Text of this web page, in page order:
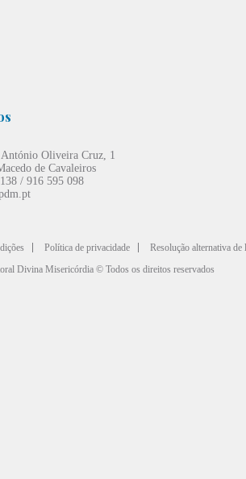
Oliveira Cruz, 1
de Cavaleiros
/ 916 595 098
Política de privacidade
Resolução alternativa
Divina Misericórdia © Todos os direitos reservados